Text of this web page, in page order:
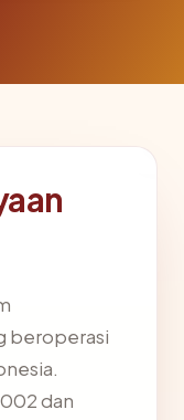
beroperasi
dan